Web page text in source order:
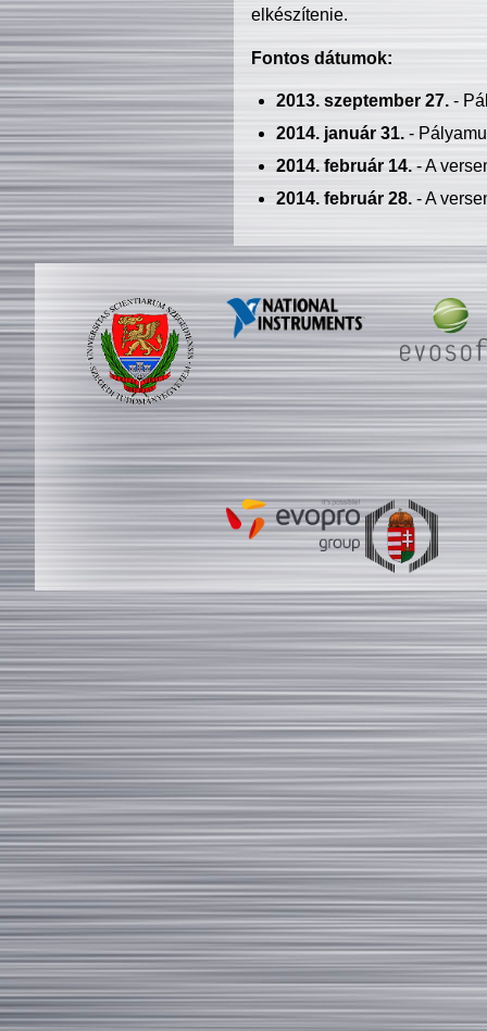
elkészítenie.
Fontos dátumok:
2013. szeptember 27.-
2014. január 31.-
2014. február 14.- A
2014. február 28.- A